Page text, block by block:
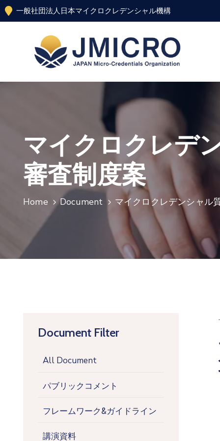
一般社団法人日本マイクロクレデンシャル機構
マイクロクレデ
審査制度案
Home Document マイクロクレデンシャル
Document Filter
All Document
パブリックコメント
フレームワーク&ガイドライン
講演資料